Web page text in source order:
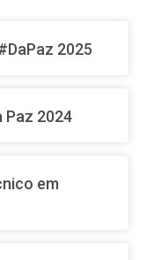
2025
Paz 2024
em